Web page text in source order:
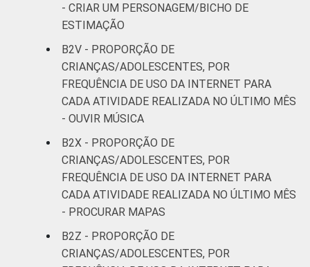
- CRIAR UM PERSONAGEM/BICHO DE
ESTIMAÇÃO
B2V - PROPORÇÃO DE
CRIANÇAS/ADOLESCENTES, POR
FREQUÊNCIA DE USO DA INTERNET PARA
CADA ATIVIDADE REALIZADA NO ÚLTIMO MÊS
- OUVIR MÚSICA
B2X - PROPORÇÃO DE
CRIANÇAS/ADOLESCENTES, POR
FREQUÊNCIA DE USO DA INTERNET PARA
CADA ATIVIDADE REALIZADA NO ÚLTIMO MÊS
- PROCURAR MAPAS
B2Z - PROPORÇÃO DE
CRIANÇAS/ADOLESCENTES, POR